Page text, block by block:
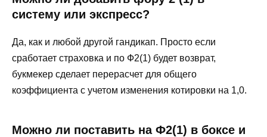
систему или экспресс?
Да, как и любой другой гандикап. Просто если
сработает страховка и по Ф2(1) будет возврат,
букмекер сделает перерасчет для общего
коэффициента с учетом изменения котировки на 1,0.
Можно ли поставить на Ф2(1) в боксе и